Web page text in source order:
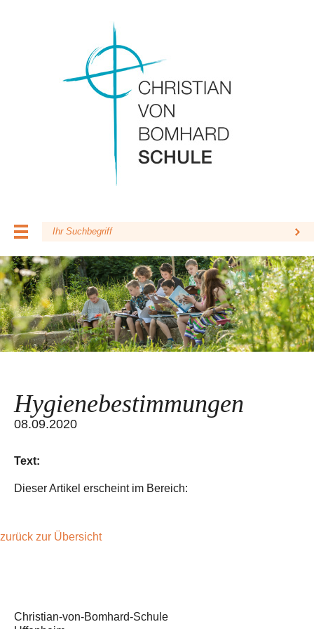
Hygienebestimmungen
08.09.2020
Text:
Dieser Artikel erscheint im Bereich:
zurück zur Übersicht
Christian-von-Bomhard-Schule